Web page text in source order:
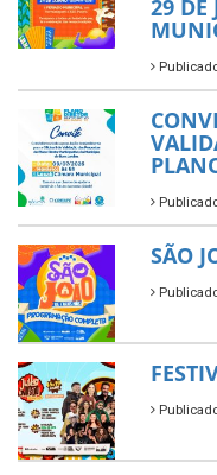
29 DE
SÃO